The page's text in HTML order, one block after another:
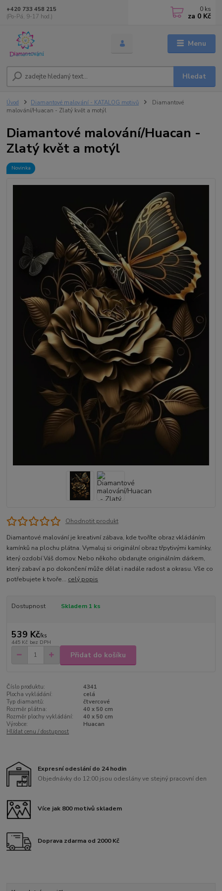
Menu
Hledat
+420 733 458 215
(Po-Pá, 9-17 hod.)
0 ks
za 0 Kč
Úvod Diamantové malování - KATALOG motivů
Diamantové
malování/Huacan - Zlatý květ a motýl
Diamantové malování/Huacan -
Zlatý květ a motýl
Novinka
Ohodnotit produkt
Diamantové malování je kreativní zábava, kde tvoříte obraz vkládáním
kamínků na plochu plátna. Vymaluj si originální obraz třpytivými kamínky,
který ozdobí Váš domov. Nebo někoho obdarujte originálním dárkem,
který zabaví a po dokončení může dělat i nadále radost a okrasu. Vše co
potřebujete k tvoře... celý popis
Dostupnost Skladem 1 ks
539 Kč/ks
445 Kč bez DPH
Přidat do košíku
Číslo produktu:
4341
Plocha vykládání:
celá
Typ diamantů:
čtvercové
Rozměr plátna:
40 x 50 cm
Rozměr plochy vykládání:
40 x 50 cm
Výrobce:
Huacan
Hlídat cenu / dostupnost
Expresní odeslání do 24 hodin
Objednávky do 12:00 jsou odeslány ve stejný pracovní den
Více jak 800 motivů skladem
Doprava zdarma od 2000 Kč